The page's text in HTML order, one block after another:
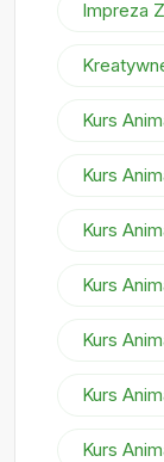
Impreza
Kurs
Kurs
Kurs
Kurs
Kurs
Kurs
Kurs